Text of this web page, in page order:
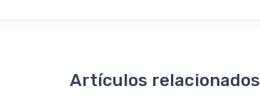
Artículos relacionados